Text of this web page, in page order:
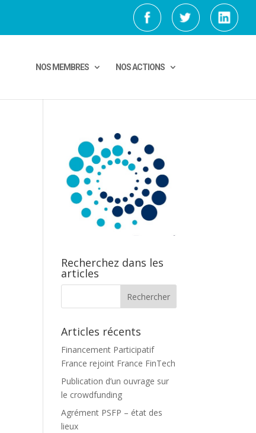
NOS MEMBRES NOS ACTIONS
Recherchez dans les
articles
Articles récents
Financement Participatif
France rejoint France FinTech
Publication d’un ouvrage sur
le crowdfunding
Agrément PSFP – état des
lieux